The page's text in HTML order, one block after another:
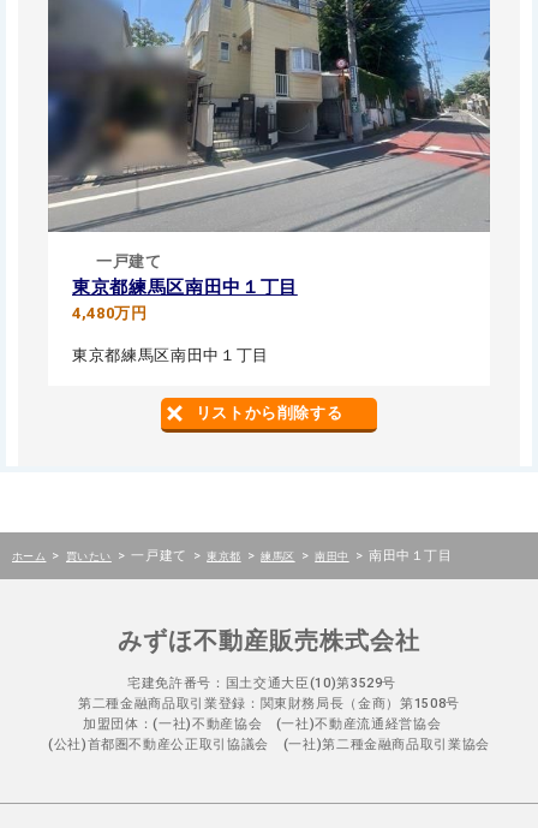
一戸建て
東京都練馬区南田中１丁目
4,480万円
東京都練馬区南田中１丁目
リストから削除する
ホーム > 買いたい > 一戸建て > 東京都 > 練馬区 > 南田中 > 南田中１丁目
みずほ不動産販売株式会社
宅建免許番号：国土交通大臣(10)第3529号
第二種金融商品取引業登録：関東財務局長（金商）第1508号
加盟団体：(一社)不動産協会 (一社)不動産流通経営協会
(公社)首都圏不動産公正取引協議会 (一社)第二種金融商品取引業協会